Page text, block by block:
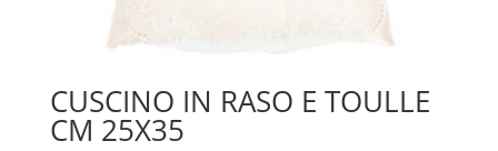
CUSCINO IN RASO E TOULLE
CM 25X35